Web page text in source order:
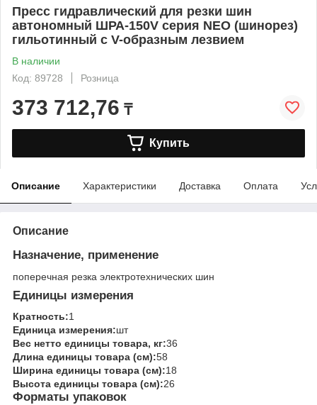
Пресс гидравлический для резки шин
автономный ШРА-150V серия NEO (шинорез)
гильотинный с V-образным лезвием
В наличии
Код: 89728
Розница
373 712,76 ₸
Купить
Описание Характеристики Доставка Оплата
Описание
Назначение, применение
поперечная резка электротехнических шин
Единицы измерения
Кратность:1
Единица измерения:шт
Вес нетто единицы товара, кг:36
Длина единицы товара (см):58
Ширина единицы товара (см):18
Высота единицы товара (см):26
Форматы упаковок